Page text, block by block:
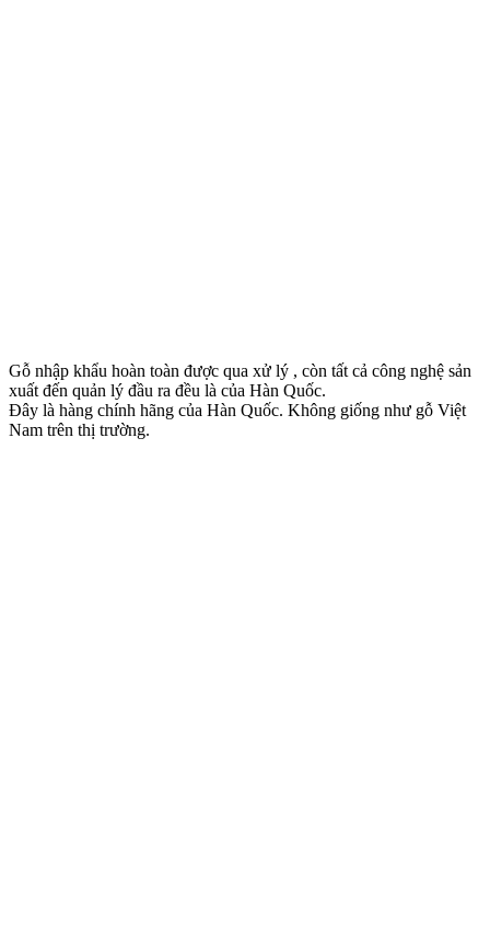
Gỗ nhập khẩu hoàn toàn được qua xử lý , còn tất cả công nghệ sản
xuất đến quản lý đầu ra đều là của Hàn Quốc.
Đây là hàng chính hãng của Hàn Quốc. Không giống như gỗ Việt
Nam trên thị trường.